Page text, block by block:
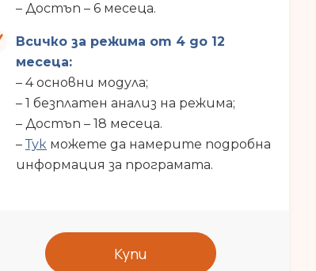
– Достъп – 6 месеца.
Всичко за режима от 4 до 12
месеца:
– 4 основни модула;
– 1 безплатен анализ на режима;
– Достъп – 18 месеца.
– Тук можете да намерите подробна
информация за програмата.
Купи